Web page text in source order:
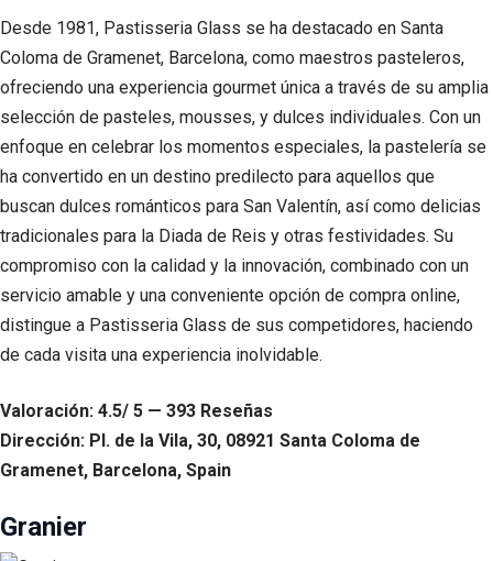
Desde 1981, Pastisseria Glass se ha destacado en Santa
Coloma de Gramenet, Barcelona, como maestros pasteleros,
ofreciendo una experiencia gourmet única a través de su amplia
selección de pasteles, mousses, y dulces individuales. Con un
enfoque en celebrar los momentos especiales, la pastelería se
ha convertido en un destino predilecto para aquellos que
buscan dulces románticos para San Valentín, así como delicias
tradicionales para la Diada de Reis y otras festividades. Su
compromiso con la calidad y la innovación, combinado con un
servicio amable y una conveniente opción de compra online,
distingue a Pastisseria Glass de sus competidores, haciendo
de cada visita una experiencia inolvidable.
Valoración: 4.5/ 5 — 393 Reseñas
Dirección: Pl. de la Vila, 30, 08921 Santa Coloma de
Gramenet, Barcelona, Spain
Granier